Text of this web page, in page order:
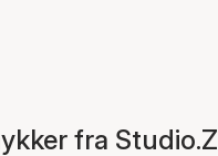
fra Studio.Z